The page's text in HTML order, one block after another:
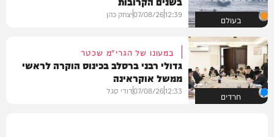
בעולם 12:39
07/08/26יצחק כהן
חרדים
במעונו של הגרי"מ שכטר
גדולי רבני ברסלב בכינוס הוקרה לראשי
ממשל אוקראינה
12:33
07/08/26דודי סגל